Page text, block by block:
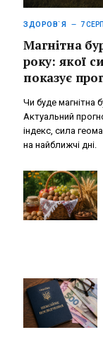
ЗДОРОВ`Я 7
Магнітна
року: якої
показує
Чи буде магнітна
Актуальний
індекс, сила
на найближчі дні.